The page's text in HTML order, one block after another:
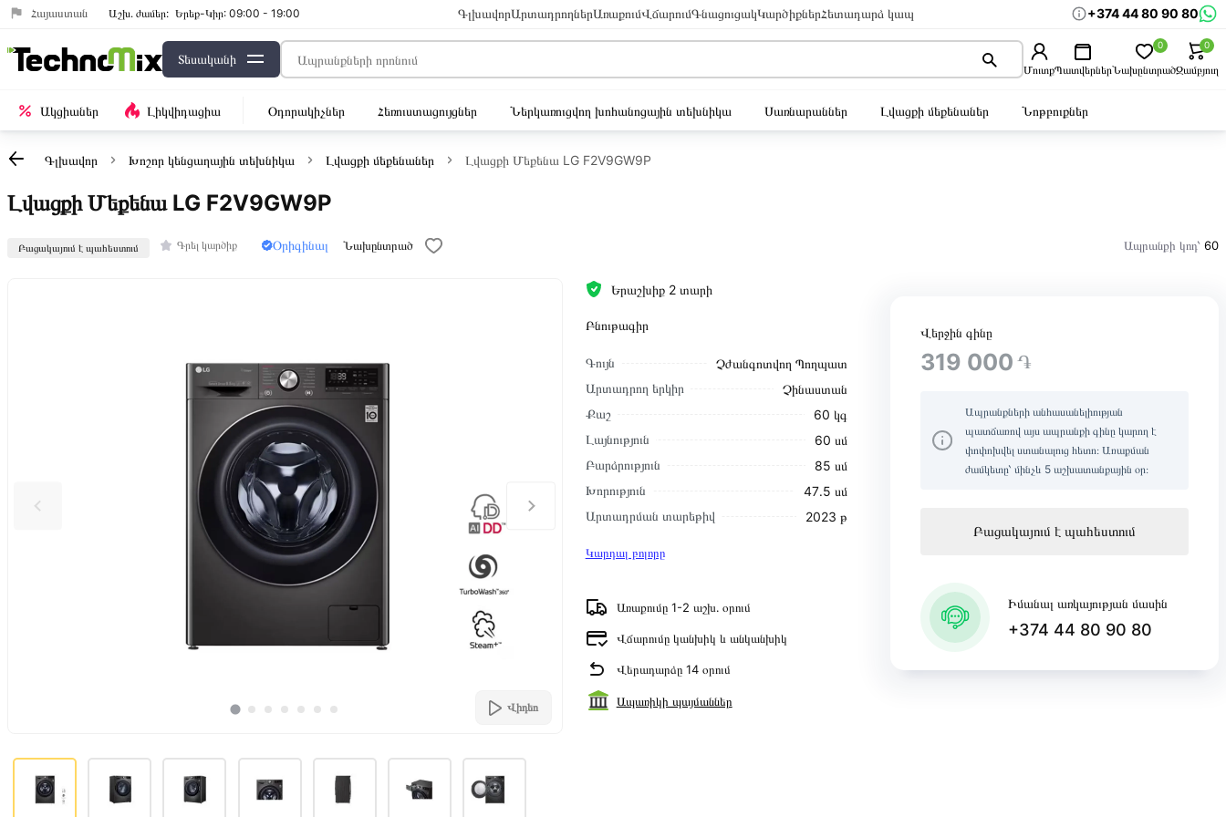
Հայաստան Աշխ․ ժամեր: Երեք-Կիր: 09:00 - 19:00 ԳլխավորԱրտադրողներԱռաքումՎճարումԳնացուցակԿարծիքներՀետադարձ կապ +374 44 80 90 80
Տեսականի
ՄուտքՊատվերներՆախընտրած
0
Զամբյուղ
0
Ակցիաներ Լիկվիդացիա Օդորակիչներ Հեռուստացույցներ Ներկառուցվող խոհանոցային տեխնիկա Սառնարաններ Լվացքի մեքենաներ Նոթբուքներ
Գլխավոր Խոշոր կենցաղային տեխնիկա Լվացքի մեքենաներ Լվացքի Մեքենա LG F2V9GW9P
Լվացքի Մեքենա LG F2V9GW9P
Բացակայում է պահեստում Գրել կարծիք Օրիգինալ Նախընտրած Ապրանքի կոդ՝ 60
Վիդեո
Երաշխիք 2 տարի
Բնութագիր
Գույն
Չժանգոտվող Պողպատ
Արտադրող երկիր
Չինաստան
Քաշ
60 կգ
Լայնություն
60 սմ
Բարձրություն
85 սմ
Խորություն
47․5 սմ
Արտադրման տարեթիվ
2023 թ
Կարդալ բոլորը
Առաքումը 1-2 աշխ․ օրում
Վճարումը կանխիկ և անկանխիկ
Վերադարձը 14 օրում
Ապառիկի պայմաններ
Վերջին գինը
319 000 ֏
Ապրանքների անհասանելիության
պատճառով այս ապրանքի գինը կարող է
փոփոխվել ստանալուց հետո։ Առաքման
ժամկետը՝ մինչև 5 աշխատանքային օր։
Բացակայում է պահեստում
Իմանալ առկայության մասին
+374 44 80 90 80